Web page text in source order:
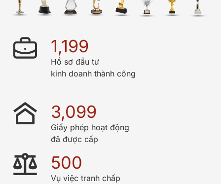
1,200
Hồ sơ đầu tư
kinh doanh thành công
3,100
Giấy phép hoạt động
đã được cấp
500
Vụ việc tranh chấp